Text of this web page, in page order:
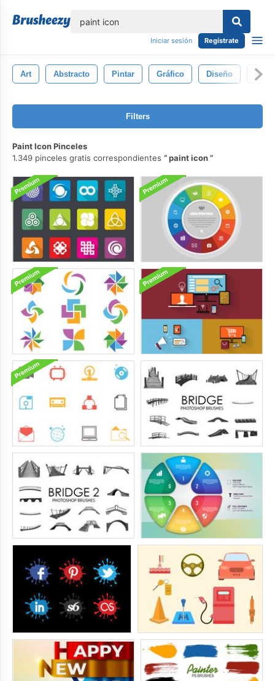
Iniciar sesión Regístrate
Art Abstracto Pintar Gráfico Diseño
Filters
Paint Icon Pinceles
1.349 pinceles gratis correspondientes
paint icon